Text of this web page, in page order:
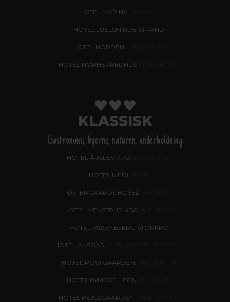
HOTEL MARINA
HOTEL JUELSMINDE STRAND
HOTEL NORDEN
HOTEL NØRHERREDHUS, NORDBORG
KLASSISK
Gastronomi, byerne, naturen, underholdning
HOTEL ÅRSLEV KRO
HOTEL MEDI
ØSTERGAARDS HOTEL
HOTEL MENSTRUP KRO
HOTEL VISSENBJERG STORKRO
HOTEL ANSGAR
HOTEL POSTGAARDEN
HOTEL BYMOSE HEGN
HOTEL PEJSEGAARDEN